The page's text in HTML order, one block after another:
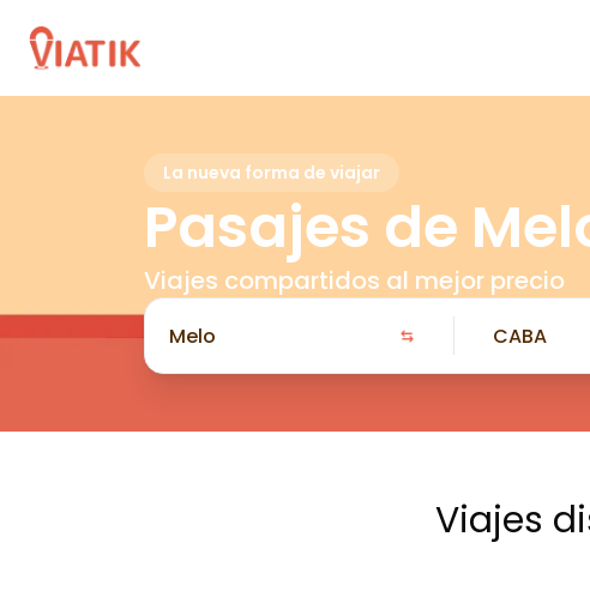
La nueva forma de viajar
Pasajes de
Viajes compartidos al mejor precio
Viajes